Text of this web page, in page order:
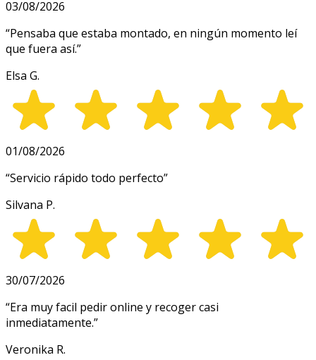
03/08/2026
“Pensaba que estaba montado, en ningún momento leí
que fuera así.”
Elsa G.
01/08/2026
“Servicio rápido todo perfecto”
Silvana P.
30/07/2026
“Era muy facil pedir online y recoger casi
inmediatamente.”
Veronika R.